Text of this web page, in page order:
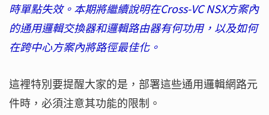
時單點失效。本期將繼續說明在Cross-VC NSX方案內
的通用邏輯交換器和邏輯路由器有何功用，以及如何
在跨中心方案內將路徑最佳化。
這裡特別要提醒大家的是，部署這些通用邏輯網路元
件時，必須注意其功能的限制。